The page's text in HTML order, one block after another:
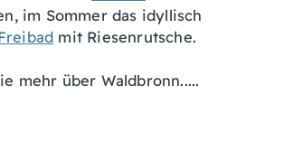
im Sommer das idyllisch
mit Riesenrutsche.
mehr über Waldbronn.....